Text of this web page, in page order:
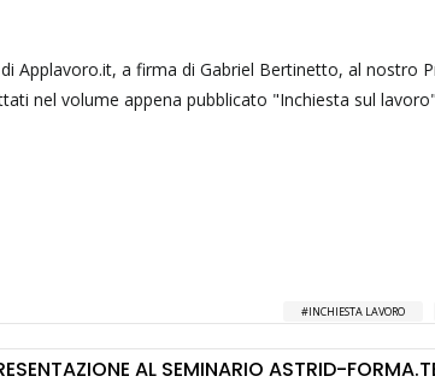
Applavoro.it, a firma di Gabriel Bertinetto, al nostro
nel volume appena pubblicato "Inchiesta sul
INCHIESTA LAVORO
AL SEMINARIO ASTRID-